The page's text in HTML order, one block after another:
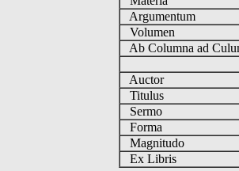
Argumentum
Volumen
Ab Columna ad
Auctor
Titulus
Sermo
Forma
Magnitudo
Ex Libris